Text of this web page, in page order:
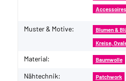
Muster & Motive: Blumen &
Kreise,
Material: Baumwolle
Nähtechnik: Patchwork